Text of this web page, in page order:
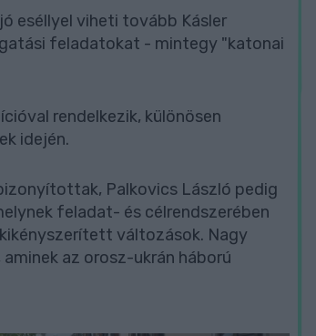
eséllyel viheti tovább Kásler
feladatokat - mintegy "katonai
rendelkezik, különösen
idején.
Palkovics László pedig
feladat- és célrendszerében
változások. Nagy
az orosz-ukrán háború